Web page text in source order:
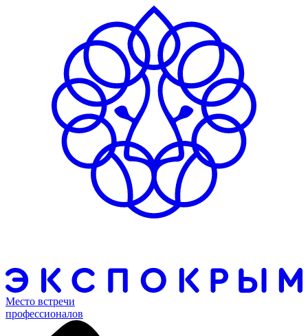
Место встречи
профессионалов